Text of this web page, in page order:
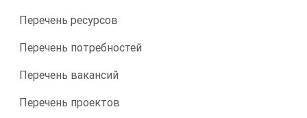
Перечень ресурсов
Перечень потребностей
Перечень вакансий
Перечень проектов